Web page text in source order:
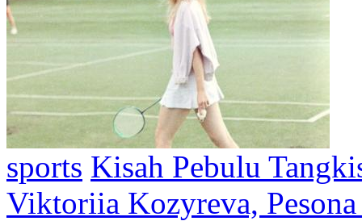
sports Kisah Pebulu
Viktoriia Kozyreva,